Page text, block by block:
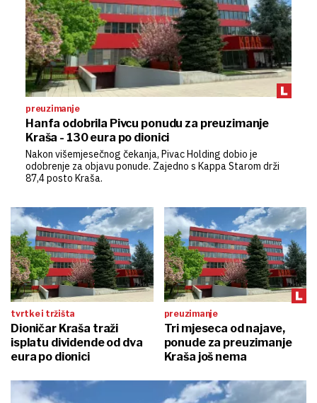
preuzimanje
Hanfa odobrila Pivcu ponudu za preuzimanje
Kraša - 130 eura po dionici
Nakon višemjesečnog čekanja, Pivac Holding dobio je
odobrenje za objavu ponude. Zajedno s Kappa Starom drži
87,4 posto Kraša.
tvrtke i tržišta
Dioničar Kraša traži
isplatu dividende od dva
eura po dionici
preuzimanje
Tri mjeseca od najave,
ponude za preuzimanje
Kraša još nema